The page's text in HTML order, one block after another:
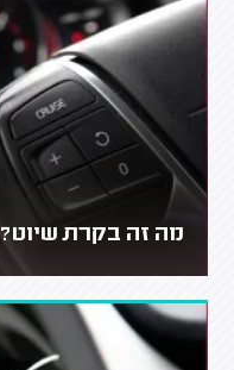
מה זה בקרת שיוט?